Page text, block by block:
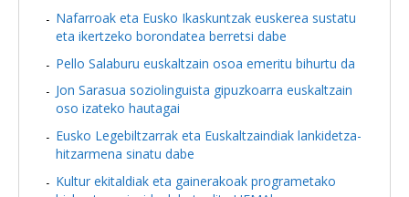
Nafarroak eta Eusko Ikaskuntzak euskerea sustatu
eta ikertzeko borondatea berretsi dabe
Pello Salaburu euskaltzain osoa emeritu bihurtu da
Jon Sarasua soziolinguista gipuzkoarra euskaltzain
oso izateko hautagai
Eusko Legebiltzarrak eta Euskaltzaindiak lankidetza-
hitzarmena sinatu dabe
Kultur ekitaldiak eta gainerakoak programetako